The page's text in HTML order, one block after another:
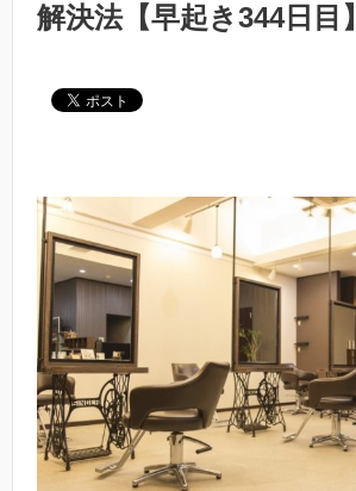
解決法【早起き344日目】